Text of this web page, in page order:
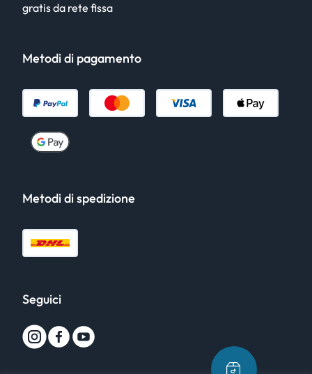
gratis da rete fissa
Metodi di pagamento
Metodi di spedizione
Seguici